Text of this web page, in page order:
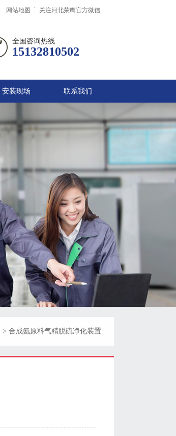
网站地图 关注河北荣鹰官方微信
全国咨询热线
15132810502
安装现场 联系我们
> 合成氨原料气精脱硫净化装置